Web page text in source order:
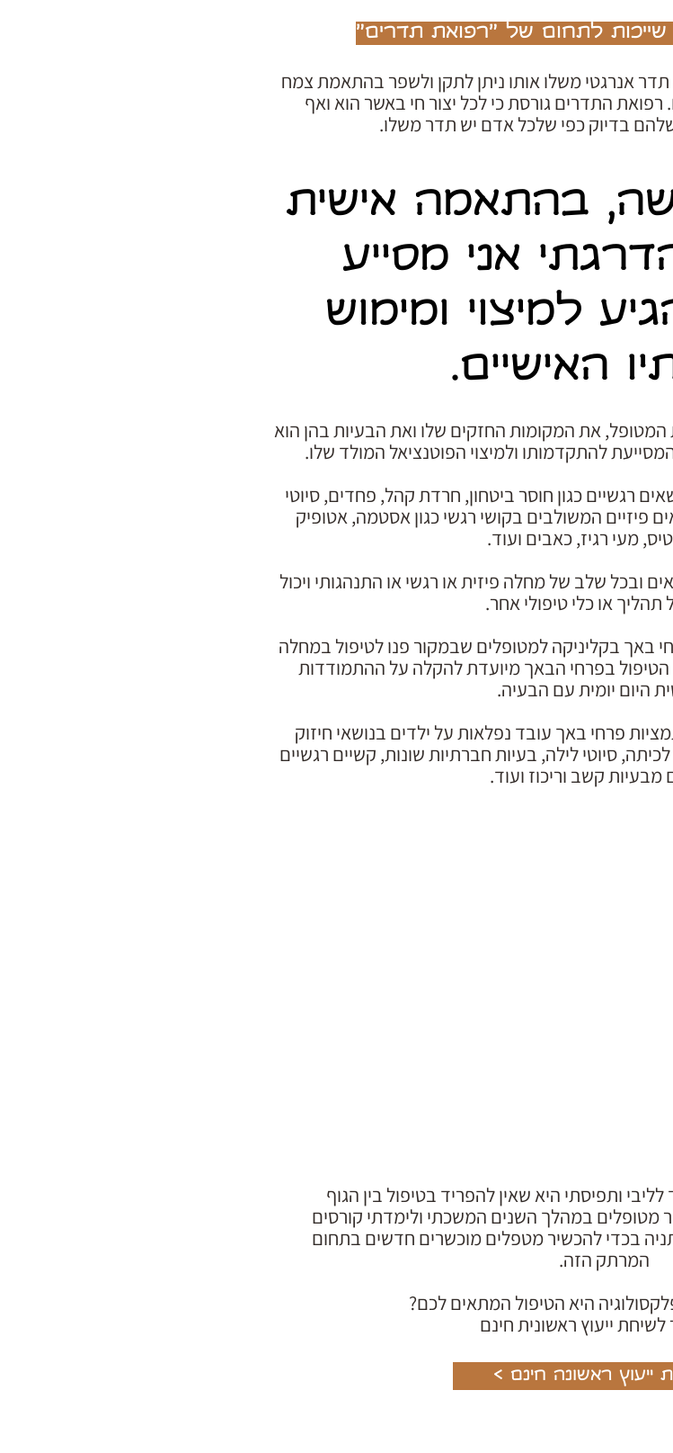
לתחום של "רפואת תדרים"
תדר אנרגטי משלו אותו ניתן לתקן ולשפר בהתאמת צמח
התדרים גורסת כי לכל יצור חי באשר הוא ואף
בדיוק כפי שלכל אדם יש תדר משלו.
בהתאמה אישית
אני מסייע
למיצוי ומימוש
האישיים.
את המקומות החזקים שלו ואת הבעיות בהן הוא
להתקדמותו ולמיצוי הפוטנציאל המולד שלו.
רגשיים כגון חוסר ביטחון, חרדת קהל, פחדים, סיוטי
פיזיים המשולבים בקושי רגשי כגון אסטמה, אטופיק
מעי רגיז, כאבים ועוד.
ובכל שלב של מחלה פיזית או רגשי או התנהגותי ויכול
תהליך או כלי טיפולי אחר.
באך בקליניקה למטופלים שבמקור פנו לטיפול במחלה
בפרחי הבאך מיועדת להקלה על ההתמודדות
היום יומית עם הבעיה.
פרחי באך עובד נפלאות על ילדים בנושאי חיזוק
סיוטי לילה, בעיות חברתיות שונות, קשיים רגשיים
מבעיות קשב וריכוז ועוד.
ותפיסתי היא שאין להפריד בטיפול בין הגוף
מטופלים במהלך השנים המשכתי ולימדתי קורסים
בכדי להכשיר מטפלים מוכשרים חדשים בתחום
המרתק הזה.
היא הטיפול המתאים לכם?
ייעוץ ראשונית חינם
ייעוץ ראשונה חינם